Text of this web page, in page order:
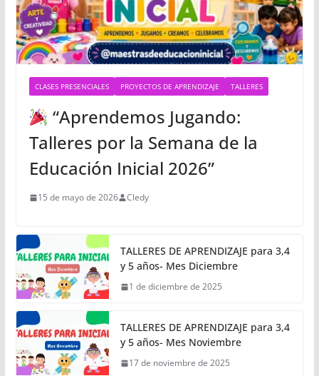
CLASES PRESENCIALES PROYECTOS DE APRENDIZAJE TALLERES
“Aprendemos Jugando:
Talleres por la Semana de la
Educación Inicial 2026”
15 de mayo de 2026 Cledy
TALLERES DE APRENDIZAJE para 3,4
y 5 años- Mes Diciembre
1 de diciembre de 2025
TALLERES DE APRENDIZAJE para 3,4
y 5 años- Mes Noviembre
17 de noviembre de 2025